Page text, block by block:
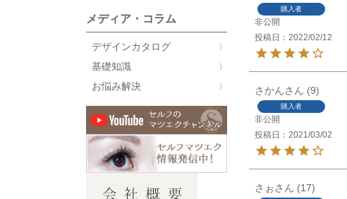
メディア・コラム
デザインカタログ
基礎知識
お悩み解決
購入者
非公開
投稿日
2022/02/12
さかん 9
購入者
非公開
投稿日
2021/03/02
さぉ 17